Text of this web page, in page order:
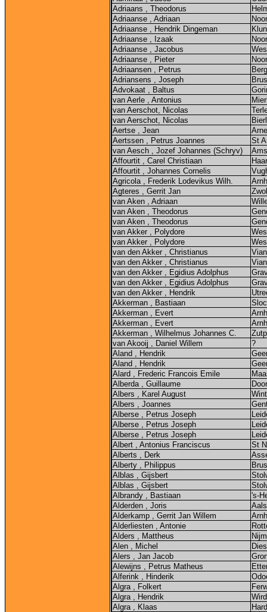
Adriaans , Theodorus
Adriaanse , Adriaan
Adriaanse , Hendrik Dingeman
Adriaanse , Izaak
Adriaanse , Jacobus
Adriaanse , Pieter
Adriaansen , Petrus
Adriansens , Joseph
Advokaat , Baltus
van Aerle , Antonius
van Aerschot, Nicolas
van Aerschot, Nicolas
Aertse , Jean
Aertssen , Petrus Joannes
St
van Aesch , Jozef Johannes (Schryv)
Affourtit , Carel Christiaan
Affourtit , Johannes Cornelis
Agricola , Frederik Lodevikus Wilh.
Agteres , Gerrit Jan
van Aken , Adriaan
van Aken , Theodorus
van Aken , Theodorus
van Akker , Polydore
van Akker , Polydore
van den Akker , Christianus
van den Akker , Christianus
van den Akker , Egidius Adolphus
van den Akker , Egidius Adolphus
van den Akker , Hendrik
Akkerman , Bastiaan
Akkerman , Evert
Akkerman , Evert
Akkerman , Wilhelmus Johannes C.
van Akooij , Daniel Willem
?
Aland , Hendrik
Aland , Hendrik
Alard , Frederic Francois Emile
Alberda , Guillaume
Albers , Karel August
Albers , Joannes
Alberse , Petrus Joseph
Alberse , Petrus Joseph
Alberse , Petrus Joseph
Albert , Antonius Franciscus
St
Alberts , Derk
Alberty , Philippus
Alblas , Gijsbert
Alblas , Gijsbert
Albrandy , Bastiaan
's-
Alderden , Joris
Alderkamp , Gerrit Jan Willem
Alderliesten , Antonie
Alders , Mattheus
Alen , Michel
Alers , Jan Jacob
Alewijns , Petrus Matheus
Alferink , Hinderik
Algra , Folkert
Algra , Hendrik
Algra , Klaas